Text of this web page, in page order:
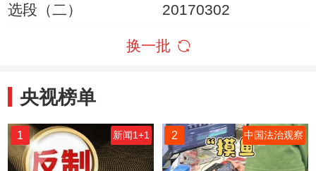
选段（二）
20170302
换一批
央视榜单
1 新闻1+1 2 中国法治观察